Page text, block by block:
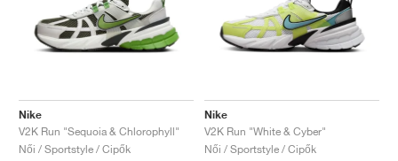
Nike
V2K Run "Sequoia & Chlorophyll"
Női / Sportstyle / Cipők
Nike
V2K Run "White & Cyber"
Női / Sportstyle / Cipők